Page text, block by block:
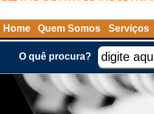
Home Quem Somos Serviços
O quê procura?